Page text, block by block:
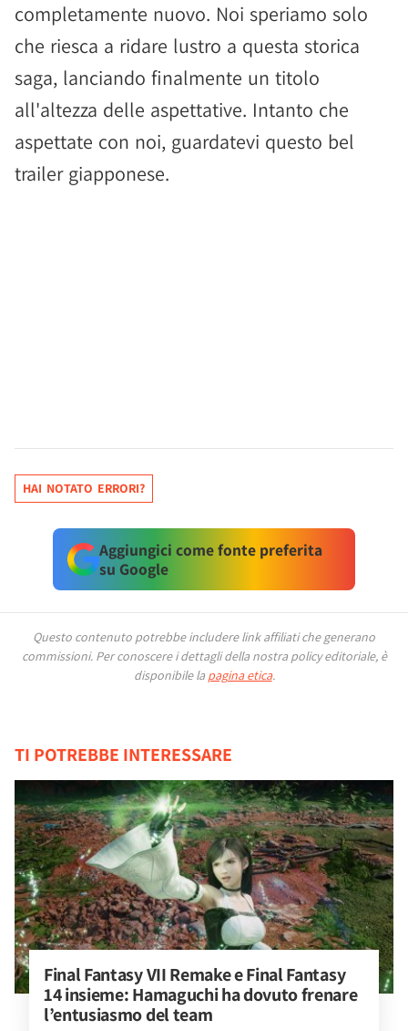
completamente nuovo. Noi speriamo solo
che riesca a ridare lustro a questa storica
saga, lanciando finalmente un titolo
all'altezza delle aspettative. Intanto che
aspettate con noi, guardatevi questo bel
trailer giapponese.
HAI NOTATO ERRORI?
Aggiungici come fonte preferita
su Google
Questo contenuto potrebbe includere link affiliati che generano
commissioni. Per conoscere i dettagli della nostra policy editoriale, è
disponibile la pagina etica.
TI POTREBBE INTERESSARE
Final Fantasy VII Remake e Final Fantasy
14 insieme: Hamaguchi ha dovuto frenare
l’entusiasmo del team